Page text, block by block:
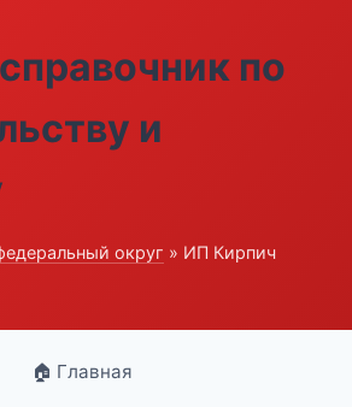
по
и
округ » ИП Кирпич
🏠 Главная